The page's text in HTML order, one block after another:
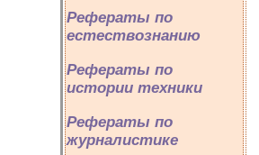
Рефераты по
естествознанию
Рефераты по
истории техники
Рефераты по
журналистике